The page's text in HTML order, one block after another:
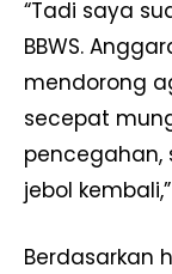
“Tadi saya
BBWS.
mendorong
secepat
pencegahan,
jebol
Berdasarkan